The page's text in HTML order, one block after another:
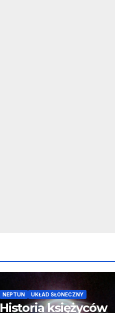
NEPTUN UKŁAD SŁONECZNY
Historia księżyców